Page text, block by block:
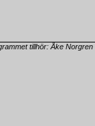
tillhör: Åke Norgren